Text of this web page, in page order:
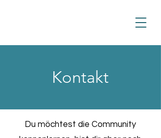
Kontakt
Du möchtest die Community